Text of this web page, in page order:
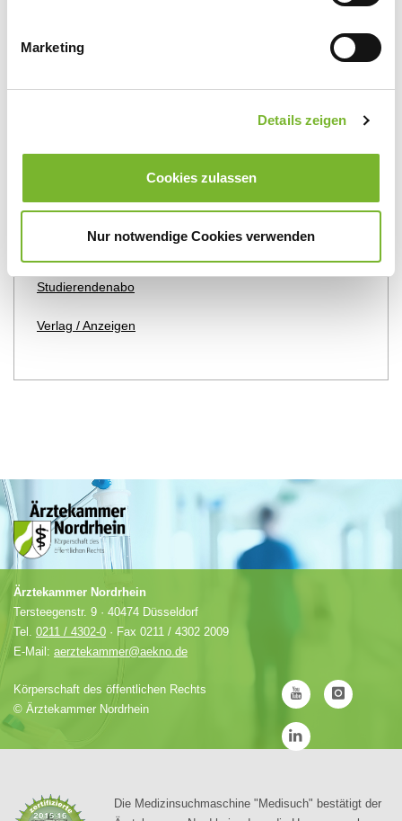
Marketing
Details zeigen
Cookies zulassen
Nur notwendige Cookies verwenden
Kleinanzeigen / Stellenmarkt
Bewerbung auf Chiffre-Anzeigen
Studierendenabo
Verlag / Anzeigen
Ärztekammer Nordrhein
Tersteegenstr. 9 · 40474 Düsseldorf
Tel. 0211 / 4302-0 · Fax 0211 / 4302 2009
E-Mail: aerztekammer@aekno.de
Körperschaft des öffentlichen Rechts
© Ärztekammer Nordrhein
Die Medizinsuchmaschine "Medisuch" bestätigt der